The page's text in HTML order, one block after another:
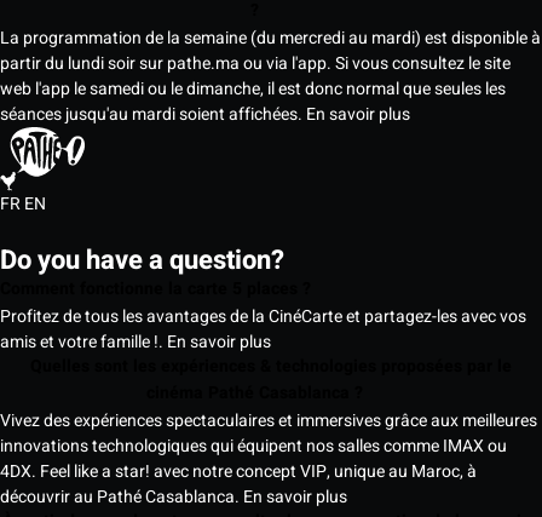
La programmation de la semaine (du mercredi au mardi) est disponible à
partir du lundi soir sur pathe.ma ou via l'app. Si vous consultez le site
web l'app le samedi ou le dimanche, il est donc normal que seules les
séances jusqu'au mardi soient affichées. En savoir plus
FREN
Do you have a question?
Profitez de tous les avantages de la CinéCarte et partagez-les avec vos
amis et votre famille !. En savoir plus
Vivez des expériences spectaculaires et immersives grâce aux meilleures
innovations technologiques qui équipent nos salles comme IMAX ou
4DX. Feel like a star! avec notre concept VIP, unique au Maroc, à
découvrir au Pathé Casablanca. En savoir plus